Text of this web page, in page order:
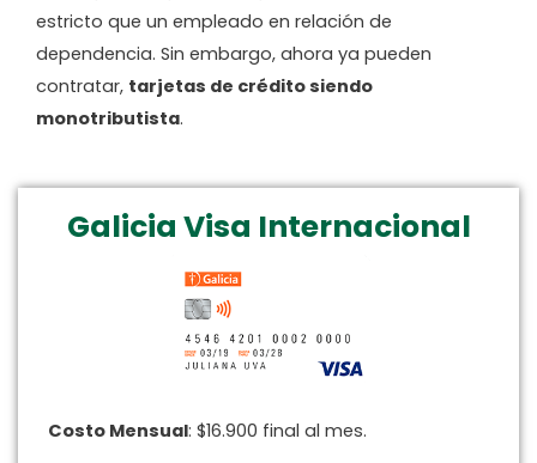
estricto que un empleado en relación de
dependencia. Sin embargo, ahora ya pueden
contratar, tarjetas de crédito siendo
monotributista.
Galicia Visa Internacional
Costo Mensual: $16.900 final al mes.